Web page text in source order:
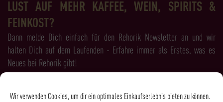
Wir verwenden Cookies, um dir ein optimales Einkaufserlebnis bieten zu können.
LUST AUF MEHR KAFFEE, WEIN, SPIRITS &
FEINKOST?
Dann melde Dich einfach für den Rehorik Newsletter an und wir
halten Dich auf dem Laufenden - Erfahre immer als Erstes, was es
Neues bei Rehorik gibt!